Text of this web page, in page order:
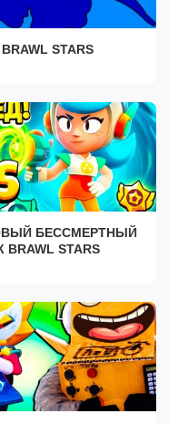
STARS
БЕССМЕРТНЫЙ
STARS